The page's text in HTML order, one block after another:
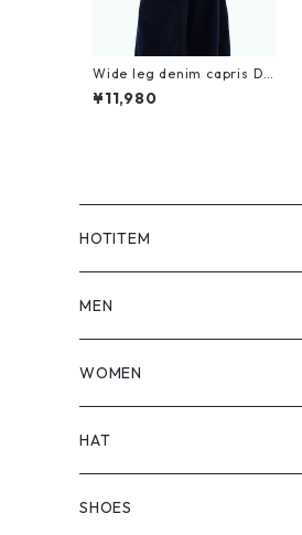
Wide leg denim capris D0
195
¥11,980
HOTITEM
MEN
TOPS
BOTTOMS
OUTER
WOMEN
TOPS
BOTTOMS
HAT
SHOES